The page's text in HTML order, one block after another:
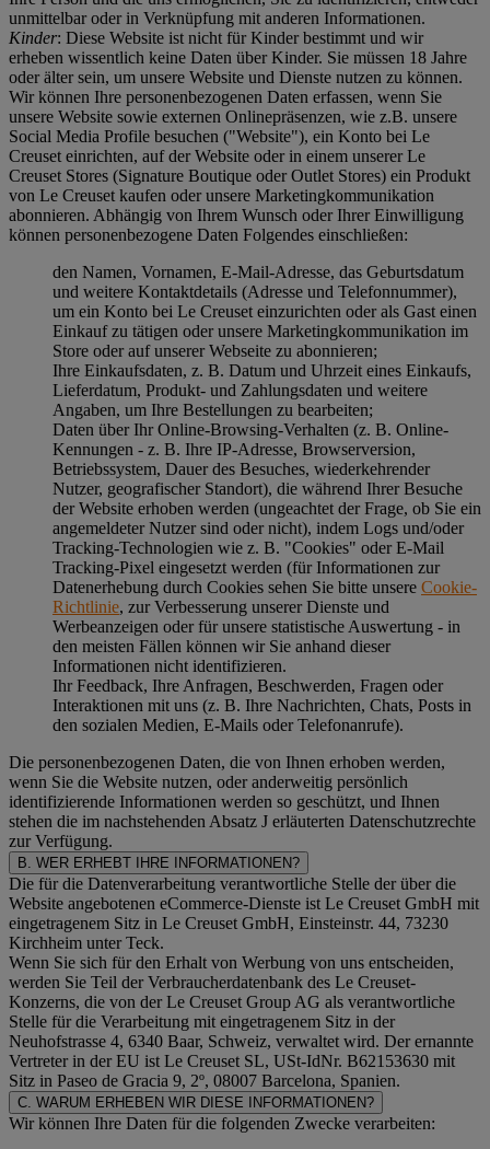
unmittelbar oder in Verknüpfung mit anderen Informationen.
Kinder: Diese Website ist nicht für Kinder bestimmt und wir
erheben wissentlich keine Daten über Kinder. Sie müssen 18 Jahre
oder älter sein, um unsere Website und Dienste nutzen zu können.
Wir können Ihre personenbezogenen Daten erfassen, wenn Sie
unsere Website sowie externen Onlinepräsenzen, wie z.B. unsere
Social Media Profile besuchen ("Website"), ein Konto bei Le
Creuset einrichten, auf der Website oder in einem unserer Le
Creuset Stores (Signature Boutique oder Outlet Stores) ein Produkt
von Le Creuset kaufen oder unsere Marketingkommunikation
abonnieren. Abhängig von Ihrem Wunsch oder Ihrer Einwilligung
können personenbezogene Daten Folgendes einschließen:
den Namen, Vornamen, E-Mail-Adresse, das Geburtsdatum
und weitere Kontaktdetails (Adresse und Telefonnummer),
um ein Konto bei Le Creuset einzurichten oder als Gast einen
Einkauf zu tätigen oder unsere Marketingkommunikation im
Store oder auf unserer Webseite zu abonnieren;
Ihre Einkaufsdaten, z. B. Datum und Uhrzeit eines Einkaufs,
Lieferdatum, Produkt- und Zahlungsdaten und weitere
Angaben, um Ihre Bestellungen zu bearbeiten;
Daten über Ihr Online-Browsing-Verhalten (z. B. Online-
Kennungen - z. B. Ihre IP-Adresse, Browserversion,
Betriebssystem, Dauer des Besuches, wiederkehrender
Nutzer, geografischer Standort), die während Ihrer Besuche
der Website erhoben werden (ungeachtet der Frage, ob Sie ein
angemeldeter Nutzer sind oder nicht), indem Logs und/oder
Tracking-Technologien wie z. B. "Cookies" oder E-Mail
Tracking-Pixel eingesetzt werden (für Informationen zur
Datenerhebung durch Cookies sehen Sie bitte unsere Cookie-
Richtlinie, zur Verbesserung unserer Dienste und
Werbeanzeigen oder für unsere statistische Auswertung - in
den meisten Fällen können wir Sie anhand dieser
Informationen nicht identifizieren.
Ihr Feedback, Ihre Anfragen, Beschwerden, Fragen oder
Interaktionen mit uns (z. B. Ihre Nachrichten, Chats, Posts in
den sozialen Medien, E-Mails oder Telefonanrufe).
Die personenbezogenen Daten, die von Ihnen erhoben werden,
wenn Sie die Website nutzen, oder anderweitig persönlich
identifizierende Informationen werden so geschützt, und Ihnen
stehen die im nachstehenden Absatz J erläuterten Datenschutzrechte
zur Verfügung.
B. WER ERHEBT IHRE INFORMATIONEN?
Die für die Datenverarbeitung verantwortliche Stelle der über die
Website angebotenen eCommerce-Dienste ist Le Creuset GmbH mit
eingetragenem Sitz in Le Creuset GmbH, Einsteinstr. 44, 73230
Kirchheim unter Teck.
Wenn Sie sich für den Erhalt von Werbung von uns entscheiden,
werden Sie Teil der Verbraucherdatenbank des Le Creuset-
Konzerns, die von der Le Creuset Group AG als verantwortliche
Stelle für die Verarbeitung mit eingetragenem Sitz in der
Neuhofstrasse 4, 6340 Baar, Schweiz, verwaltet wird. Der ernannte
Vertreter in der EU ist Le Creuset SL, USt-IdNr. B62153630 mit
Sitz in Paseo de Gracia 9, 2º, 08007 Barcelona, Spanien.
C. WARUM ERHEBEN WIR DIESE INFORMATIONEN?
Wir können Ihre Daten für die folgenden Zwecke verarbeiten: